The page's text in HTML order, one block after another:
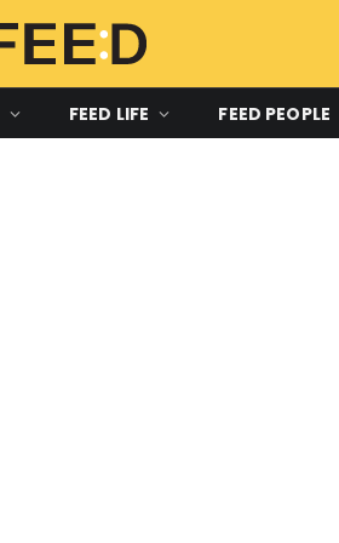
FEED LIFE FEED PEOPLE